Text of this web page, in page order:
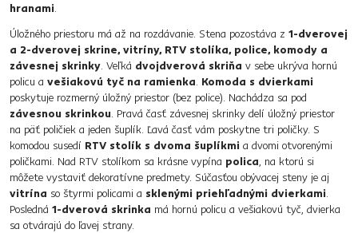
hranami.
Úložného priestoru má až na rozdávanie. Stena pozostáva z 1-dverovej
a 2-dverovej skrine, vitríny, RTV stolíka, police, komody a
závesnej skrinky. Veľká dvojdverová skriňa v sebe ukrýva hornú
policu a vešiakovú tyč na ramienka. Komoda s dvierkami
poskytuje rozmerný úložný priestor (bez police). Nachádza sa pod
závesnou skrinkou. Pravá časť závesnej skrinky delí úložný priestor
na päť poličiek a jeden šuplík. Ľavá časť vám poskytne tri poličky. S
komodou susedí RTV stolík s dvoma šuplíkmi a dvomi otvorenými
poličkami. Nad RTV stolíkom sa krásne vypína polica, na ktorú si
môžete vystaviť dekoratívne predmety. Súčasťou obývacej steny je aj
vitrína so štyrmi policami a sklenými priehľadnými dvierkami.
Posledná 1-dverová skrinka má hornú policu a vešiakovú tyč, dvierka
sa otvárajú do ľavej strany.